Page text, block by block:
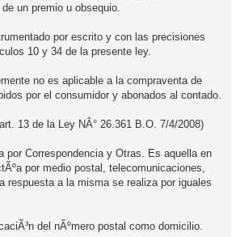
un premio u obsequio.
por escrito y con las precisiones
10 y 34 de la presente ley.
no es aplicable a la compraventa de
por el consumidor y abonados al contado.
13 de la Ley NÂ° 26.361 B.O. 7/4/2008)
por Correspondencia y Otras. Es aquella en
por medio postal, telecomunicaciones,
respuesta a la misma se realiza por iguales
del nÃºmero postal como domicilio.